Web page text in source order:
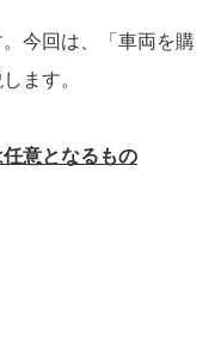
今回は、「車両を購
ます。
意となるもの